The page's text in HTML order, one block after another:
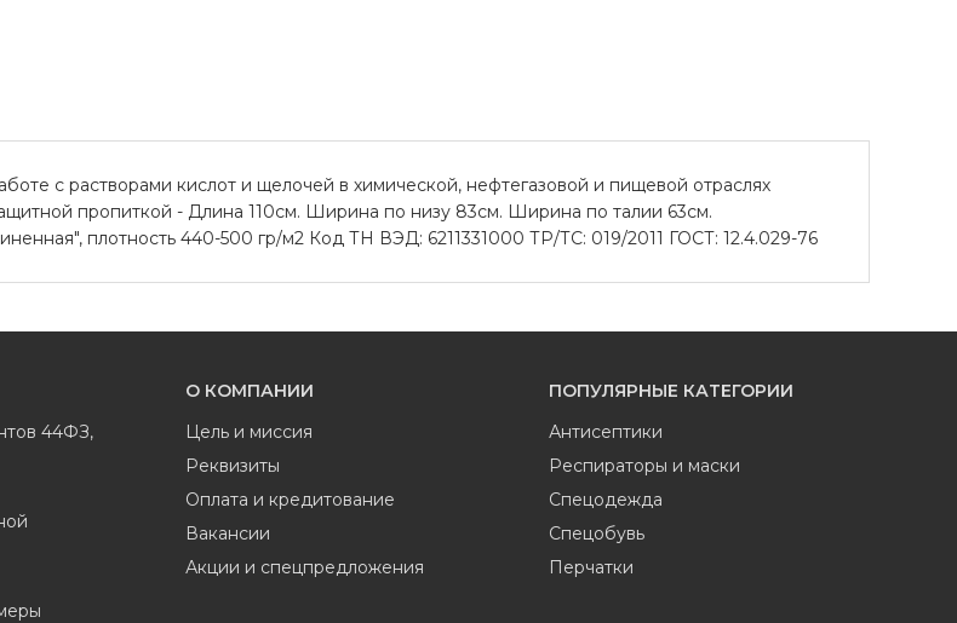
с растворами кислот и щелочей в химической, нефтегазовой и пищевой отраслях
пропиткой - Длина 110см. Ширина по низу 83см. Ширина по талии 63см.
плотность 440-500 гр/м2 Код ТН ВЭД: 6211331000 ТР/ТС: 019/2011 ГОСТ: 12.4.029-76
44ФЗ,
О КОМПАНИИ
Цель и миссия
Реквизиты
Оплата и кредитование
Вакансии
Акции и спецпредложения
ПОПУЛЯРНЫЕ КАТЕГОРИИ
Антисептики
Респираторы и маски
Спецодежда
Спецобувь
Перчатки